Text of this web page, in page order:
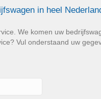
in heel
We komen uw
Vul onderstaand uw